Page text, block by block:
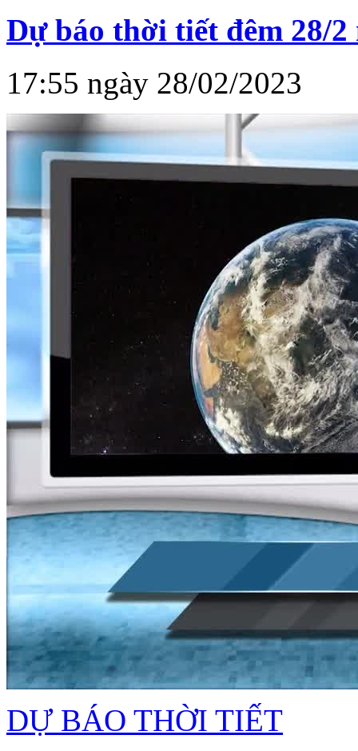
Dự báo thời tiết đêm 28/2
17:55 ngày 28/02/2023
DỰ BÁO THỜI TIẾT